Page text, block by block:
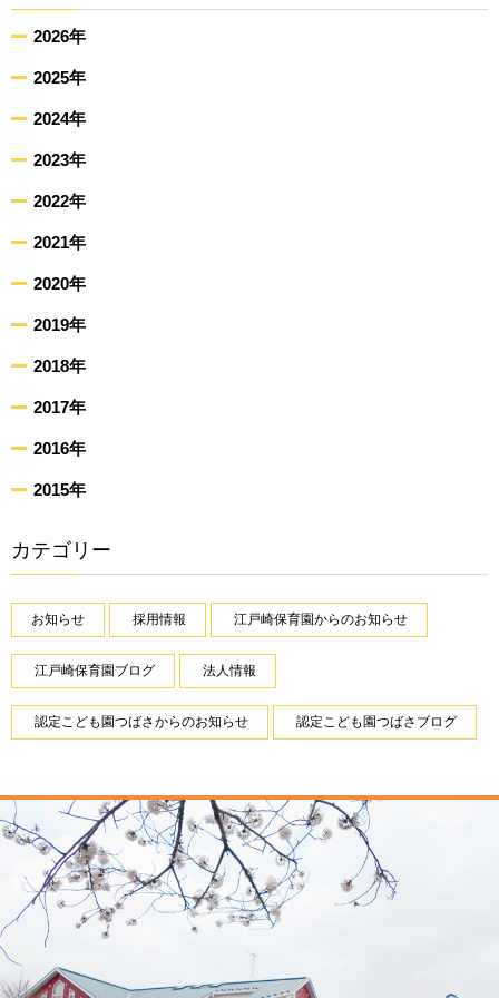
2026年
2025年
2024年
2023年
2022年
2021年
2020年
2019年
2018年
2017年
2016年
2015年
カテゴリー
お知らせ 採用情報 江戸崎保育園からのお知らせ
江戸崎保育園ブログ 法人情報
認定こども園つばさからのお知らせ 認定こども園つばさブログ